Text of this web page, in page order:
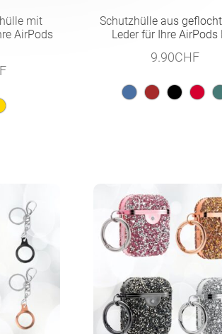
mit
AirPods
Schutzhülle aus
Leder für Ihre AirPods
9.90CHF